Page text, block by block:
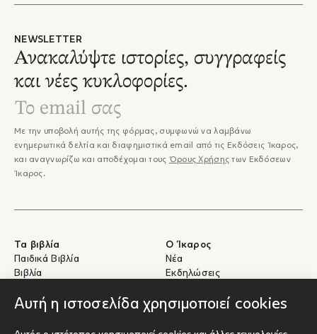
Αυτή η ιστοσελίδα χρησιμοποιεί cookies
NEWSLETTER
Ανακαλύψτε ιστορίες, συγγραφείς
και νέες κυκλοφορίες.
Με την υποβολή αυτής της φόρμας, συμφωνώ να λαμβάνω
ενημερωτικά δελτία και διαφημιστικά email από τις Εκδόσεις Ίκαρος,
και αναγνωρίζω και αποδέχομαι τους Όρους Χρήσης των Εκδόσεων
Ίκαρος.
Τα βιβλία
Παιδικά Βιβλία
Βιβλία
Ο Ίκαρος
Νέα
Εκδηλώσεις
Βοήθεια
Για Συγγραφείς